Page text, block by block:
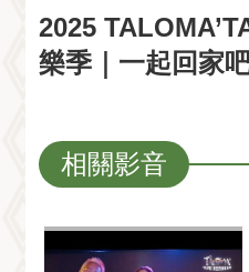
2025
樂季｜一起回家
相關影音